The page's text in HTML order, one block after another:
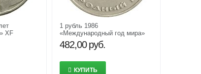
XF
1 рубль 1986
«Международный год мира»
XF-AU
482,00 руб.
КУПИТЬ